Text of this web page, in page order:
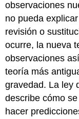
observaciones
no pueda
revisión o
ocurre, la nueva
observaciones
teoría más
gravedad. La ley
describe cómo
hacer